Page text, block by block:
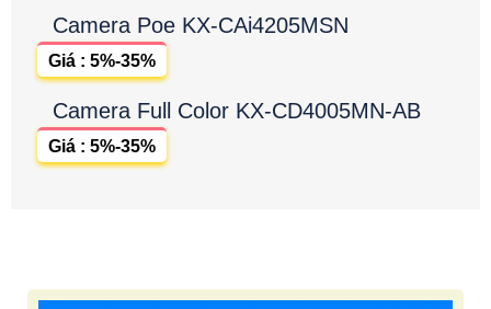
Camera Poe KX-CAi4205MSN
Giá : 5%-35%
Camera Full Color KX-CD4005MN-AB
Giá : 5%-35%